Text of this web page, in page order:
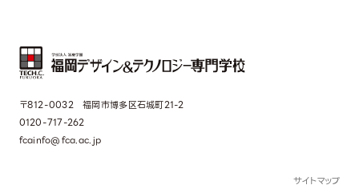
〒812-0032 福岡市博多区石城町21-2
0120-717-262
fcainfo@fca.ac.jp
サイトマップ